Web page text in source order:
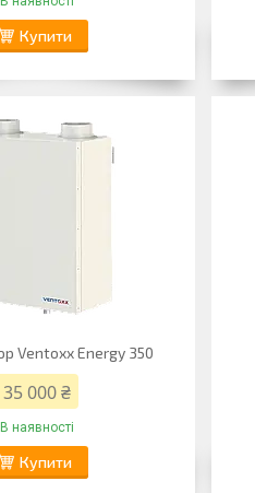
Купити
Ventoxx Energy 350
35 000 ₴
В наявності
Купити